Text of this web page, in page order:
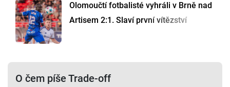
Olomoučtí fotbalisté vyhráli v Brně nad
Artisem 2:1. Slaví první vítězství
O čem píše Trade-off